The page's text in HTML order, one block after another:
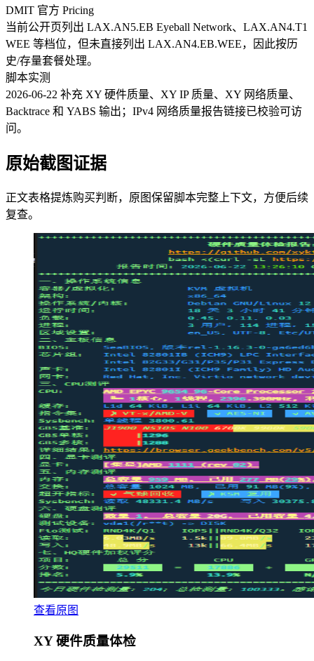
DMIT 官方 Pricing
当前公开页列出 LAX.AN5.EB Eyeball Network、LAX.AN4.T1
WEE 等档位，但未直接列出 LAX.AN4.EB.WEE，因此按历
史/存量套餐处理。
脚本实测
2026-06-22 补充 XY 硬件质量、XY IP 质量、XY 网络质量、
Backtrace 和 YABS 输出；IPv4 网络质量报告链接已校验可访
问。
原始截图证据
正文表格提炼购买判断，原图保留脚本完整上下文，方便后续
复查。
查看原图
XY 硬件质量体检